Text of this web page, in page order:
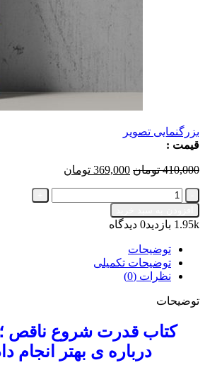
بزرگنمایی تصویر
قیمت :
410,000 تومان قیمت
369,000 تومان
کتاب
قدرت
شروع
ناقص
📗
عدد
1.95k بازدید 0 دیدگاه
توضیحات
توضیحات تکمیلی
نظرات (0)
توضیحات
کتاب قدرت شروع ناقص
درباره ی بهتر انجام